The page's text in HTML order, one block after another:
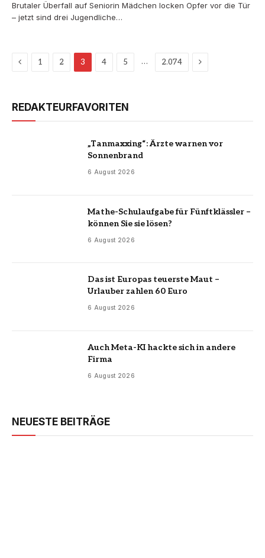
Brutaler Überfall auf Seniorin Mädchen locken Opfer vor die Tür
– jetzt sind drei Jugendliche…
Previous
1 2 3 4 5 … 2.074 Next
REDAKTEURFAVORITEN
„Tanmaxxing“: Ärzte warnen vor
Sonnenbrand
6 August 2026
Mathe-Schulaufgabe für Fünftklässler –
können Sie sie lösen?
6 August 2026
Das ist Europas teuerste Maut –
Urlauber zahlen 60 Euro
6 August 2026
Auch Meta-KI hackte sich in andere
Firma
6 August 2026
NEUESTE BEITRÄGE